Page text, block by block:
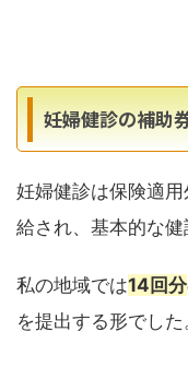
妊婦健診の補助
妊婦健診は保険適
給され、基本的な健
私の地域では14回分
を提出する形でした